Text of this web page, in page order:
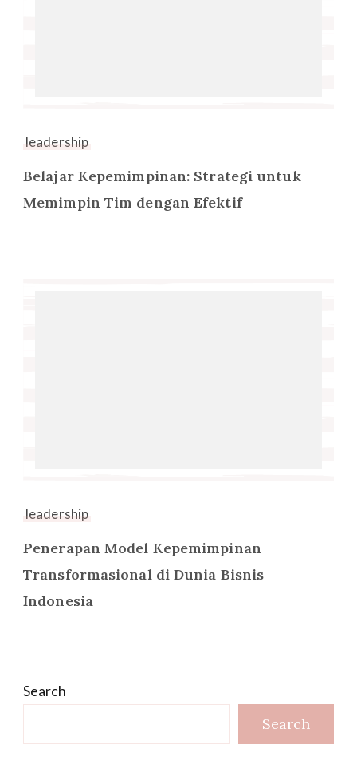
leadership
Belajar Kepemimpinan: Strategi untuk
Memimpin Tim dengan Efektif
leadership
Penerapan Model Kepemimpinan
Transformasional di Dunia Bisnis
Indonesia
Search
Search